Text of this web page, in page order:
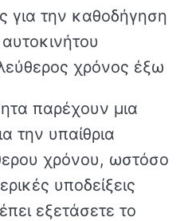
για την καθοδήγηση
χρόνος έξω
παρέχουν μια
την υπαίθρια
χρόνου, ωστόσο
υποδείξεις
εξετάσετε το